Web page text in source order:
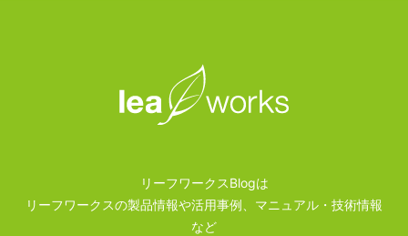
リーフワークスBlogは
リーフワークスの製品情報や活用事例、マニュアル・技術情報
など